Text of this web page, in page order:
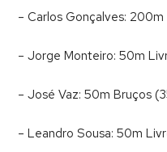
– Carlos Gonçalves: 200m
– Jorge Monteiro: 50m
– José Vaz: 50m Bruços
– Leandro Sousa: 50m